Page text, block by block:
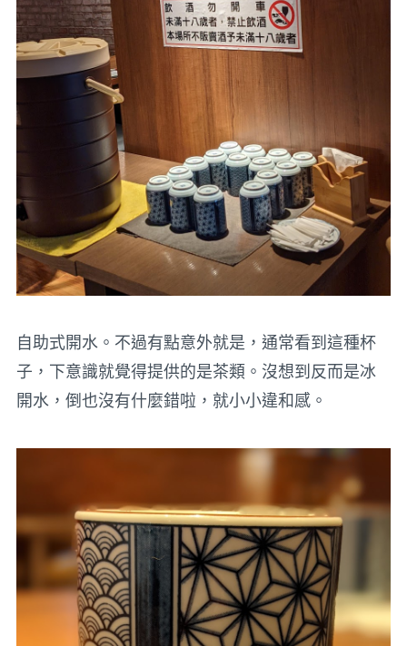
自助式開水。不過有點意外就是，通常看到這種杯
子，下意識就覺得提供的是茶類。沒想到反而是冰
開水，倒也沒有什麼錯啦，就小小違和感。